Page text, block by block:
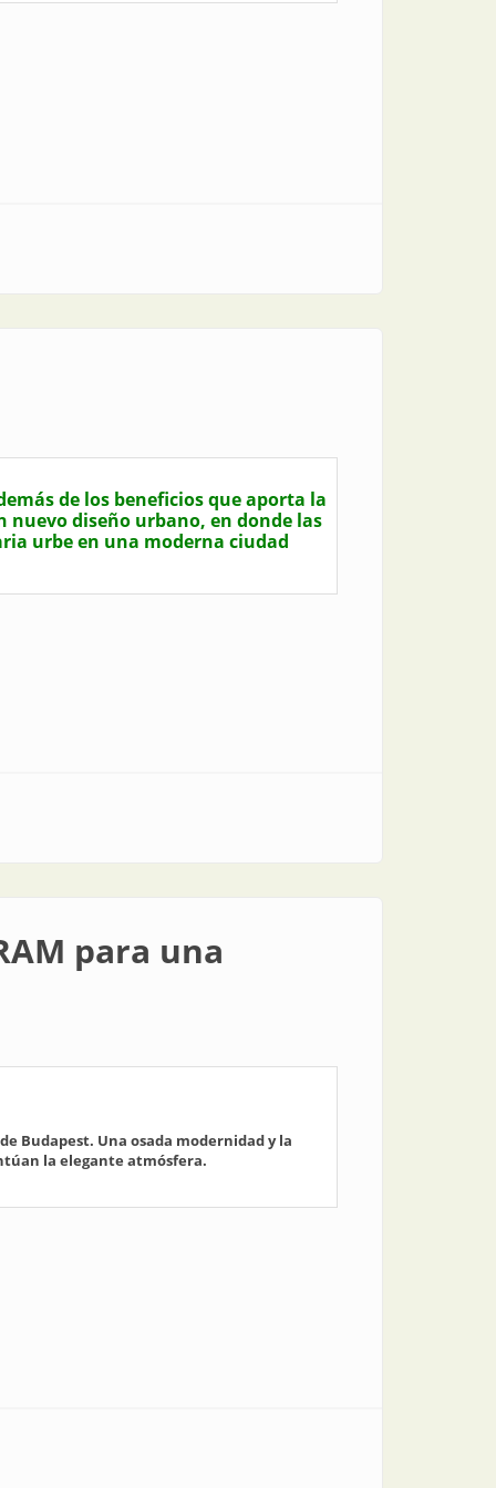
de los beneficios que aporta la
diseño urbano, en donde las
urbe en una moderna ciudad
para una
Budapest. Una osada modernidad y la
la elegante atmósfera.